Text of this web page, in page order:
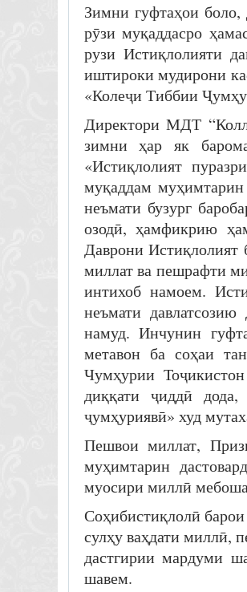
Зимни гуфтаҳои
рӯзи муқаддасро
рузи Истиқлолияти
иштироки мудирони
«Колеҷи Тиббии
Директори МДТ
зимни ҳар як
«Истиқлолият
муқаддам
неъмати бузург
озодӣ, ҳамфикрию
Даврони Истиқлолият
миллат ва пешрафти
интихоб намоем.
неъмати
намуд. Инчунин
метавон ба соҳаи
Чумҳурии
диққати ҷиддӣ
ҷумҳуриявӣ» худ
Пешвои миллат,
муҳимтарин
муосири миллӣ
Соҳибистиқлолӣ
сулҳу ваҳдати миллӣ,
дастгирии мардуми
шавем.